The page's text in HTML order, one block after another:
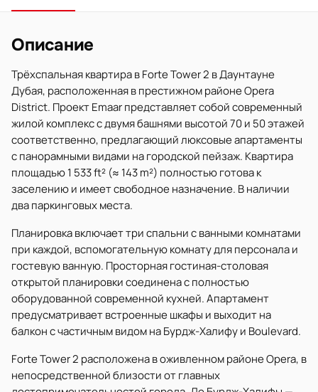
Описание
Трёхспальная квартира в Forte Tower 2 в Даунтауне
Дубая, расположенная в престижном районе Opera
District. Проект Emaar представляет собой современный
жилой комплекс с двумя башнями высотой 70 и 50 этажей
соответственно, предлагающий люксовые апартаменты
с панорамными видами на городской пейзаж. Квартира
площадью 1 533 ft² (≈ 143 m²) полностью готова к
заселению и имеет свободное назначение. В наличии
два паркинговых места.
Планировка включает три спальни с ванными комнатами
при каждой, вспомогательную комнату для персонала и
гостевую ванную. Просторная гостиная-столовая
открытой планировки соединена с полностью
оборудованной современной кухней. Апартамент
предусматривает встроенные шкафы и выходит на
балкон с частичным видом на Бурдж-Халифу и Boulevard.
Forte Tower 2 расположена в оживленном районе Opera, в
непосредственной близости от главных